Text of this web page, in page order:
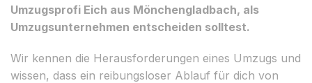
Umzugsprofi Eich aus Mönchengladbach, als
Umzugsunternehmen entscheiden solltest.
Wir kennen die Herausforderungen eines Umzugs und
wissen, dass ein reibungsloser Ablauf für dich von